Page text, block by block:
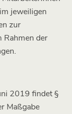
jeweiligen
zur
Rahmen der
2019 findet §
Maßgabe